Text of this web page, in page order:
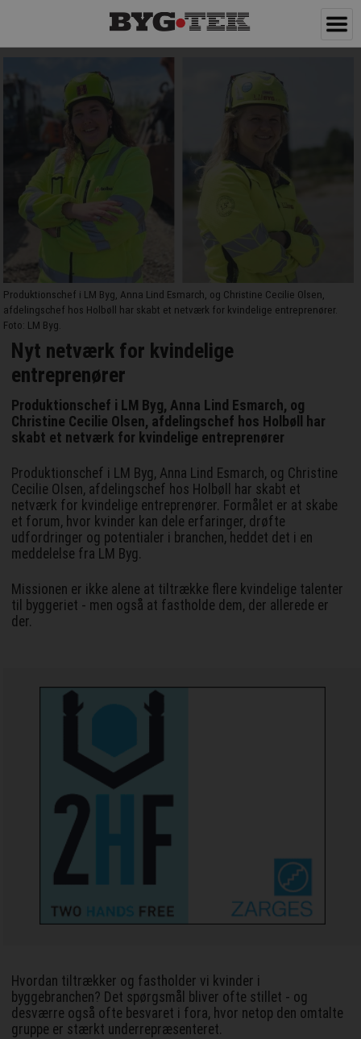
Produktionschef i LM Byg, Anna Lind Esmarch, og Christine Cecilie Olsen,
afdelingschef hos Holbøll har skabt et netværk for kvindelige entreprenører.
Foto: LM Byg.
Nyt netværk for kvindelige
entreprenører
Produktionschef i LM Byg, Anna Lind Esmarch, og
Christine Cecilie Olsen, afdelingschef hos Holbøll har
skabt et netværk for kvindelige entreprenører
Produktionschef i LM Byg, Anna Lind Esmarch, og Christine
Cecilie Olsen, afdelingschef hos Holbøll har skabt et
netværk for kvindelige entreprenører. Formålet er at skabe
et forum, hvor kvinder kan dele erfaringer, drøfte
udfordringer og potentialer i branchen, heddet det i en
meddelelse fra LM Byg.
Missionen er ikke alene at tiltrække flere kvindelige talenter
til byggeriet - men også at fastholde dem, der allerede er
der.
Hvordan tiltrækker og fastholder vi kvinder i
byggebranchen? Det spørgsmål bliver ofte stillet - og
desværre også ofte besvaret i fora, hvor netop den omtalte
gruppe er stærkt underrepræsenteret.